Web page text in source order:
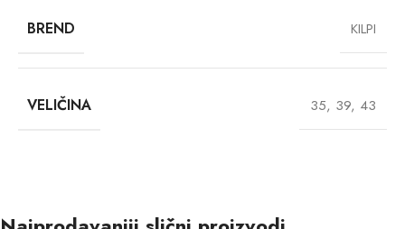
BREND KILPI
VELIČINA 35, 39, 43